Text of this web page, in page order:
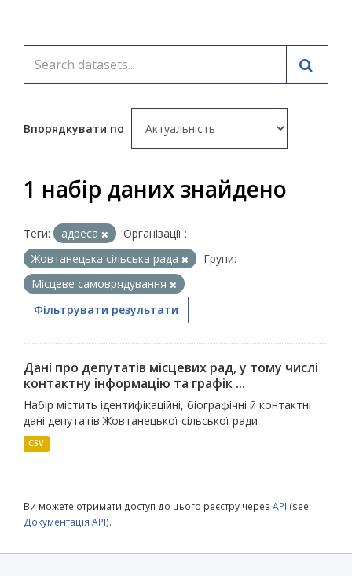
Впорядкувати по
1 набір даних знайдено
Теги: адреса
Організації :
Жовтанецька сільська рада
Групи:
Місцеве самоврядування
Фільтрувати результати
Дані про депутатів місцевих рад, у тому числі
контактну інформацію та графік ...
Набір містить ідентифікаційні, біографічні й контактні
дані депутатів Жовтанецької сільської ради
CSV
Ви можете отримати доступ до цього реєстру через API (see
Документація API).